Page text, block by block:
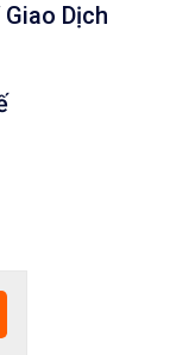
Dịch